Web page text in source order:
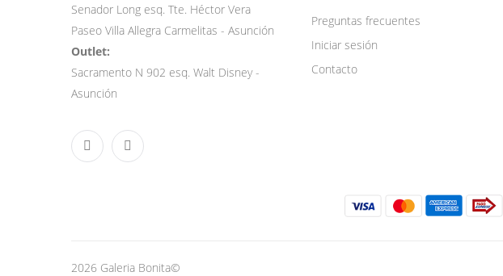
Senador Long esq. Tte. Héctor Vera
Paseo Villa Allegra Carmelitas - Asunción
Outlet:
Sacramento N 902 esq. Walt Disney -
Asunción
Preguntas frecuentes
Iniciar sesión
Contacto
2026 Galeria Bonita©